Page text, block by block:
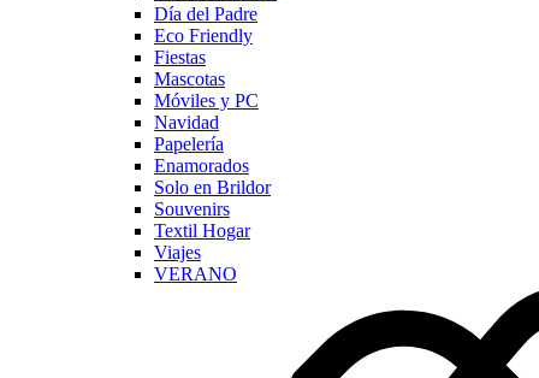
Día del Padre
Eco Friendly
Fiestas
Mascotas
Móviles y PC
Navidad
Papelería
Enamorados
Solo en Brildor
Souvenirs
Textil Hogar
Viajes
VERANO